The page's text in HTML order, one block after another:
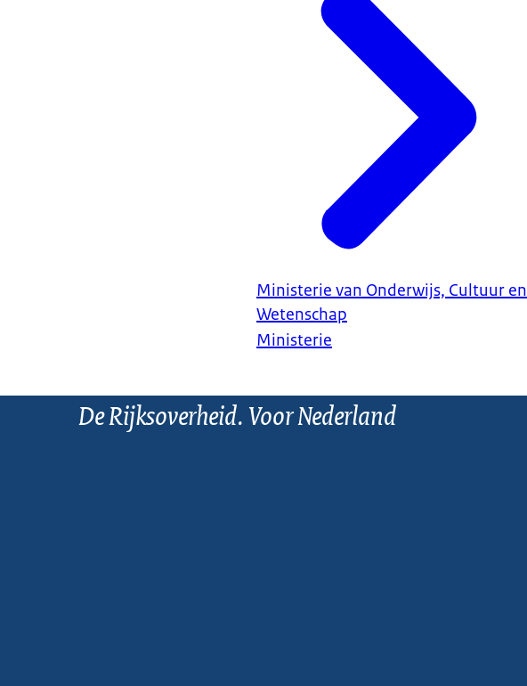
Ministerie van Onderwijs, Cultuur en
Wetenschap
Ministerie
De Rijksoverheid. Voor Nederland